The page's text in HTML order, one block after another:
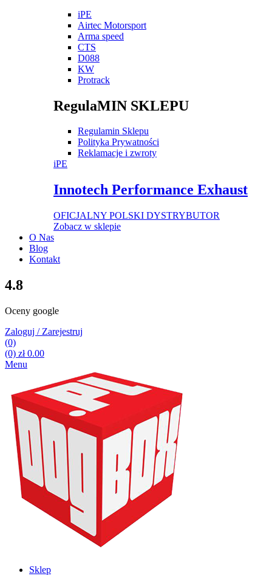
iPE
Airtec Motorsport
Arma speed
CTS
D088
KW
Protrack
RegulaMIN SKLEPU
Regulamin Sklepu
Polityka Prywatności
Reklamacje i zwroty
iPE
Innotech Performance Exhaust
OFICJALNY POLSKI DYSTRYBUTOR
Zobacz w sklepie
O Nas
Blog
Kontakt
4.8
Oceny google
Zaloguj / Zarejestruj
(0)
(0) zł0.00
Menu
Sklep